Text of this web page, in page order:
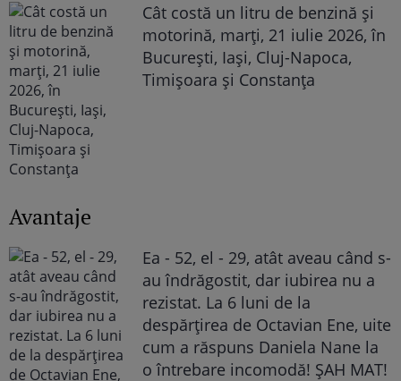
Cât costă un litru de benzină și
motorină, marți, 21 iulie 2026, în
București, Iași, Cluj-Napoca,
Timișoara și Constanța
Avantaje
Ea - 52, el - 29, atât aveau când s-
au îndrăgostit, dar iubirea nu a
rezistat. La 6 luni de la
despărțirea de Octavian Ene, uite
cum a răspuns Daniela Nane la
o întrebare incomodă! ȘAH MAT!